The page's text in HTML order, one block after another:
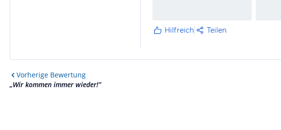
Hilfreich Teilen
Vorherige Bewertung
„Wir kommen immer wieder!”